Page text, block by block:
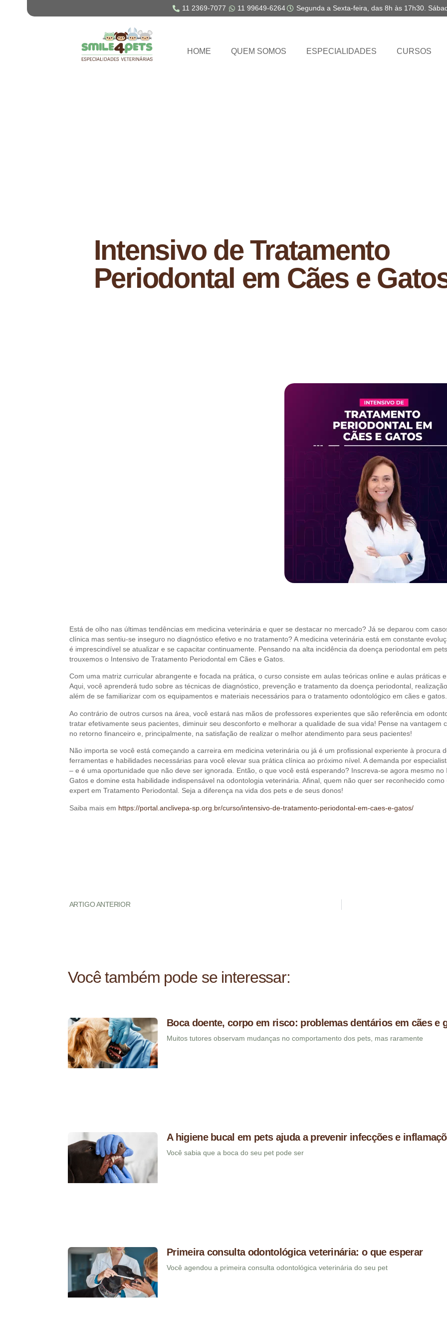
11 2369-7077 11 99649-6264 Segunda a Sexta-feira, das 8h às 17h30.
HOME QUEM SOMOS ESPECIALIDADES CURSOS
Intensivo de Tratamento
Periodontal em Cães e
Está de olho nas últimas tendências em medicina veterinária e quer se destacar no mercado? Já se deparou com
clínica mas sentiu-se inseguro no diagnóstico efetivo e no tratamento? A medicina veterinária está em constante
é imprescindível se atualizar e se capacitar continuamente. Pensando na alta incidência da doença periodontal em
trouxemos o Intensivo de Tratamento Periodontal em Cães e Gatos.
Com uma matriz curricular abrangente e focada na prática, o curso consiste em aulas teóricas online e aulas práticas
Aqui, você aprenderá tudo sobre as técnicas de diagnóstico, prevenção e tratamento da doença periodontal,
além de se familiarizar com os equipamentos e materiais necessários para o tratamento odontológico em cães e gatos.
Ao contrário de outros cursos na área, você estará nas mãos de professores experientes que são referência em
tratar efetivamente seus pacientes, diminuir seu desconforto e melhorar a qualidade de sua vida! Pense na vantagem
no retorno financeiro e, principalmente, na satisfação de realizar o melhor atendimento para seus pacientes!
Não importa se você está começando a carreira em medicina veterinária ou já é um profissional experiente à procura
ferramentas e habilidades necessárias para você elevar sua prática clínica ao próximo nível. A demanda por
– e é uma oportunidade que não deve ser ignorada. Então, o que você está esperando? Inscreva-se agora mesmo
Gatos e domine esta habilidade indispensável na odontologia veterinária. Afinal, quem não quer ser reconhecido
expert em Tratamento Periodontal. Seja a diferença na vida dos pets e de seus donos!
Saiba mais em https://portal.anclivepa-sp.org.br/curso/intensivo-de-tratamento-periodontal-em-caes-e-gatos/
ARTIGO ANTERIOR
Você também pode se interessar:
Boca doente, corpo em risco: problemas dentários em cães e
Muitos tutores observam mudanças no comportamento dos pets, mas raramente
A higiene bucal em pets ajuda a prevenir infecções e
Você sabia que a boca do seu pet pode ser
Primeira consulta odontológica veterinária: o que esperar
Você agendou a primeira consulta odontológica veterinária do seu pet